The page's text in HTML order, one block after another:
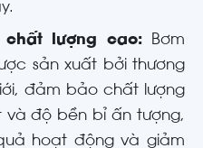
chất lượng cao:Bơm
sản xuất bởi thương
đảm bảo chất lượng
và độ bền bỉ ấn tượng,
hoạt động và giảm